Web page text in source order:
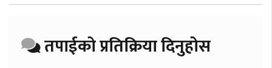
तपाईको प्रतिक्रिया दिनुहोस